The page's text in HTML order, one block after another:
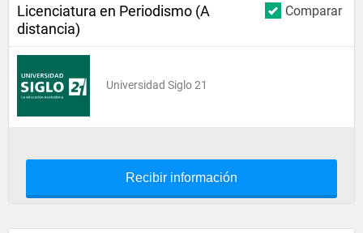
Comparar
Licenciatura en Periodismo (A
distancia)
Universidad Siglo 21
Recibir información